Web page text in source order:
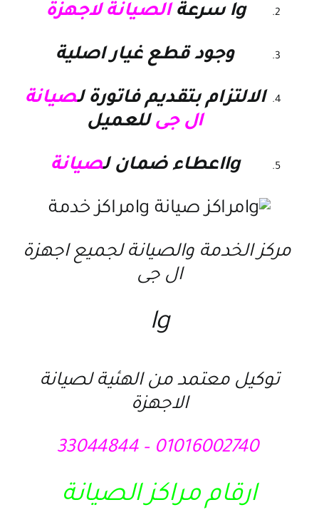
lg سرعة الصيانة لاجهزة
وجود قطع غيار اصلية
الالتزام بتقديم فاتورة لصيانة
ال جى للعميل
lgاعطاء ضمان ل صيانة
مركز الخدمة والصيانة لجميع اجهزة
ال جى
lg
توكيل معتمد من الهئية لصيانة
الاجهزة
01016002740 – 33044844
ارقام مراكز الصيانة